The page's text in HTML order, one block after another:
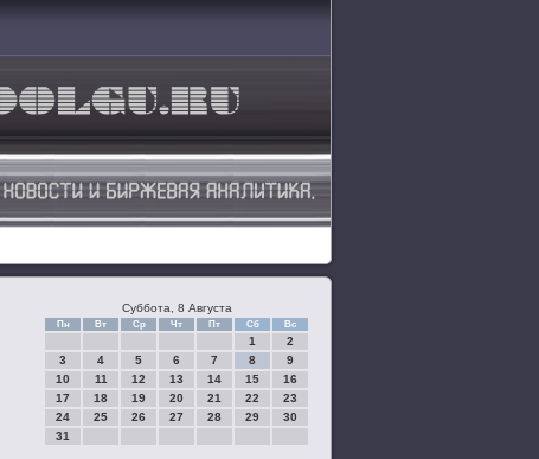
Суббота, 8 Августа
Пн Вт Ср Чт Пт Сб Вс
1
2
3
4 5 6 7 8
9
10
11 12 13 14 15
16
17
18 19 20 21 22
23
24
25 26 27 28 29
30
31